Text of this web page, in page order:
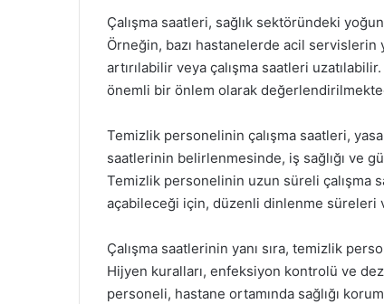
Çalışma saatleri, sağlık sektöründeki
Örneğin, bazı hastanelerde acil
artırılabilir veya çalışma saatleri
önemli bir önlem olarak
Temizlik personelinin çalışma saatleri,
saatlerinin belirlenmesinde, iş sağlığı ve
Temizlik personelinin uzun süreli çalışma
açabileceği için, düzenli dinlenme süreleri
Çalışma saatlerinin yanı sıra, temizlik
Hijyen kuralları, enfeksiyon kontrolü ve
personeli, hastane ortamında sağlığı